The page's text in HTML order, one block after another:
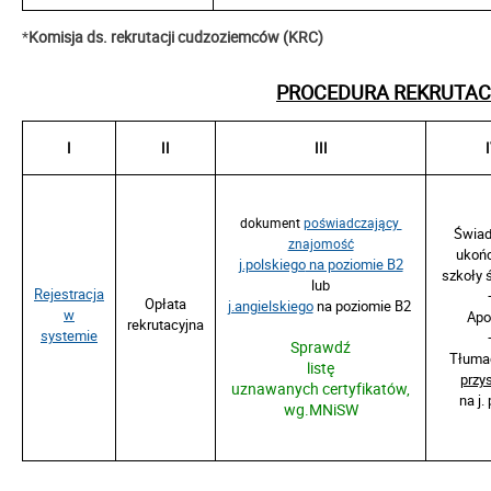
*Komisja ds. rekrutacji cudzoziemców (KRC)
PROCEDURA
I II III
Rejestracja
w
systemie
Opłata
rekrutacyjna
dokument poświadczający
znajomość
j.polskiegona poziomie B2
lub
j.angielskiegona poziomie B2
Sprawdź
listę
uznawanych certyfikatów,
wg.MNiSW
szkoły
na j.